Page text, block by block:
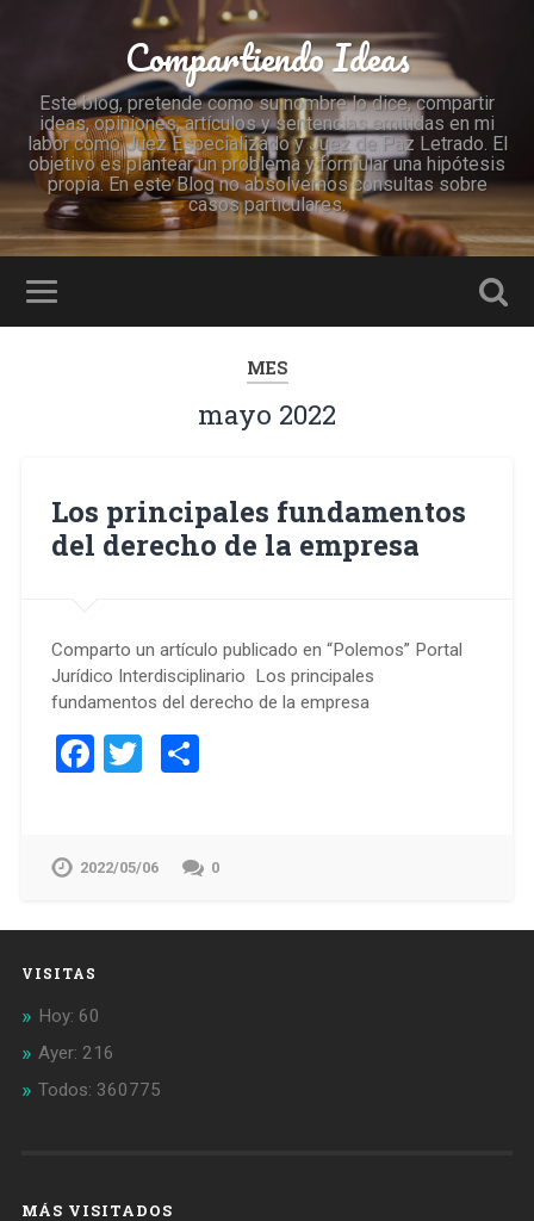
Compartiendo Ideas
Este blog, pretende como su nombre lo dice, compartir
ideas, opiniones, artículos y sentencias emitidas en mi
labor como Juez Especializado y Juez de Paz Letrado. El
objetivo es plantear un problema y formular una hipótesis
propia. En este Blog no absolvemos consultas sobre
casos particulares.
MES
mayo 2022
Los principales fundamentos
del derecho de la empresa
Comparto un artículo publicado en “Polemos” Portal
Jurídico Interdisciplinario Los principales
fundamentos del derecho de la empresa
Facebook
TwitterCompartir
2022/05/06 0
VISITAS
Hoy: 60
Ayer: 216
Todos: 360775
MÁS VISITADOS